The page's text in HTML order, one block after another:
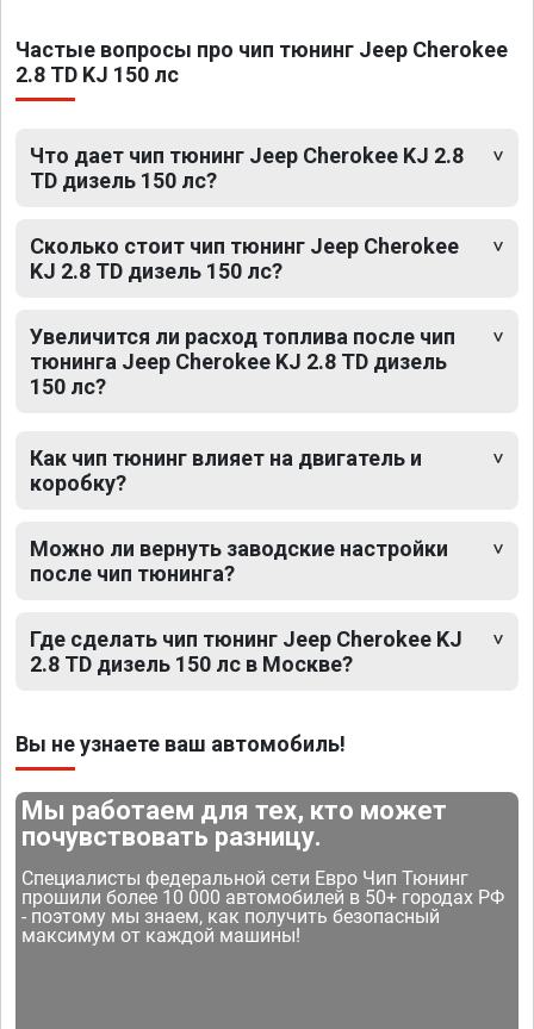
Частые вопросы про чип тюнинг Jeep Cherokee
2.8 TD KJ 150 лс
Что дает чип тюнинг Jeep Cherokee KJ 2.8
TD дизель 150 лс?
Сколько стоит чип тюнинг Jeep Cherokee
KJ 2.8 TD дизель 150 лс?
Увеличится ли расход топлива после чип
тюнинга Jeep Cherokee KJ 2.8 TD дизель
150 лс?
Как чип тюнинг влияет на двигатель и
коробку?
Можно ли вернуть заводские настройки
после чип тюнинга?
Где сделать чип тюнинг Jeep Cherokee KJ
2.8 TD дизель 150 лс в Москве?
Вы не узнаете ваш автомобиль!
Мы работаем для тех, кто может
почувствовать разницу.
Специалисты федеральной сети Евро Чип Тюнинг
прошили более 10 000 автомобилей в 50+ городах РФ
- поэтому мы знаем, как получить безопасный
максимум от каждой машины!